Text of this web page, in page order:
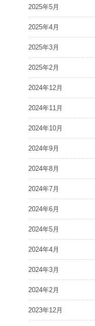
2025年5月
2025年4月
2025年3月
2025年2月
2024年12月
2024年11月
2024年10月
2024年9月
2024年8月
2024年7月
2024年6月
2024年5月
2024年4月
2024年3月
2024年2月
2023年12月